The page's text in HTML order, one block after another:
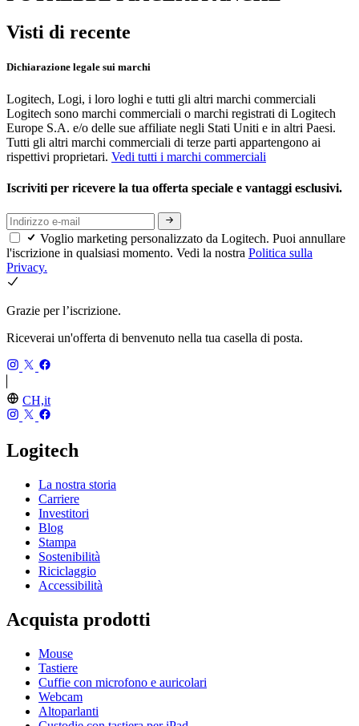
Visti di recente
Dichiarazione legale sui marchi
Logitech, Logi, i loro loghi e tutti gli altri marchi commerciali
Logitech sono marchi commerciali o marchi registrati di Logitech
Europe S.A. e/o delle sue affiliate negli Stati Uniti e in altri Paesi.
Tutti gli altri marchi commerciali di terze parti appartengono ai
rispettivi proprietari. Vedi tutti i marchi commerciali
Iscriviti per ricevere la tua offerta speciale e vantaggi esclusivi.
Voglio marketing personalizzato da Logitech. Puoi annullare
l'iscrizione in qualsiasi momento. Vedi la nostra Politica sulla
Privacy.
Grazie per l’iscrizione.
Riceverai un'offerta di benvenuto nella tua casella di posta.
CH,it
Logitech
La nostra storia
Carriere
Investitori
Blog
Stampa
Sostenibilità
Riciclaggio
Accessibilità
Acquista prodotti
Mouse
Tastiere
Cuffie con microfono e auricolari
Webcam
Altoparlanti